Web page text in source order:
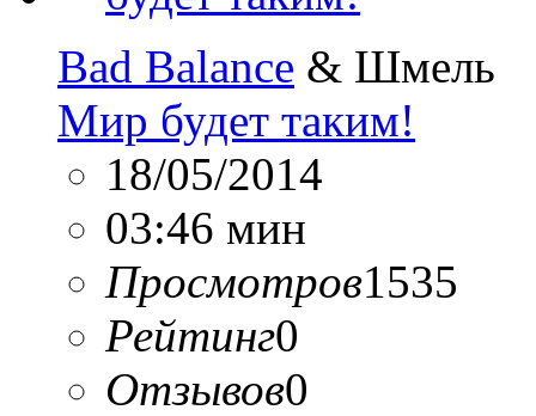
Bad Balance & Шмель
Мир будет таким!
18/05/2014
03:46 мин
Просмотров1535
Рейтинг0
Отзывов0